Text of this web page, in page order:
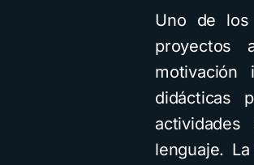
Uno de
proyectos
motivación
didácticas
lenguaje.